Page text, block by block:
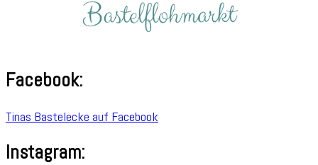
Facebook:
Tinas Bastelecke auf Facebook
Instagram: